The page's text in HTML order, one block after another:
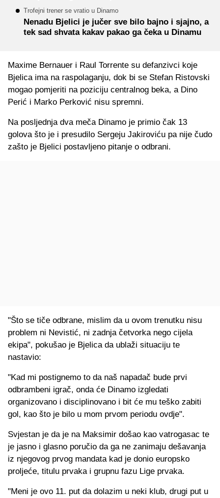
Trofejni trener se vratio u Dinamo
Nenadu Bjelici je jučer sve bilo bajno i sjajno, a
tek sad shvata kakav pakao ga čeka u Dinamu
Maxime Bernauer i Raul Torrente su defanzivci koje
Bjelica ima na raspolaganju, dok bi se Stefan Ristovski
mogao pomjeriti na poziciju centralnog beka, a Dino
Perić i Marko Perković nisu spremni.
Na posljednja dva meča Dinamo je primio čak 13
golova što je i presudilo Sergeju Jakiroviću pa nije čudo
zašto je Bjelici postavljeno pitanje o odbrani.
"Što se tiče odbrane, mislim da u ovom trenutku nisu
problem ni Nevistić, ni zadnja četvorka nego cijela
ekipa", pokušao je Bjelica da ublaži situaciju te
nastavio:
"Kad mi postignemo to da naš napadač bude prvi
odbrambeni igrač, onda će Dinamo izgledati
organizovano i disciplinovano i bit će mu teško zabiti
gol, kao što je bilo u mom prvom periodu ovdje".
Svjestan je da je na Maksimir došao kao vatrogasac te
je jasno i glasno poručio da ga ne zanimaju dešavanja
iz njegovog prvog mandata kad je donio europsko
proljeće, titulu prvaka i grupnu fazu Lige prvaka.
"Meni je ovo 11. put da dolazim u neki klub, drugi put u